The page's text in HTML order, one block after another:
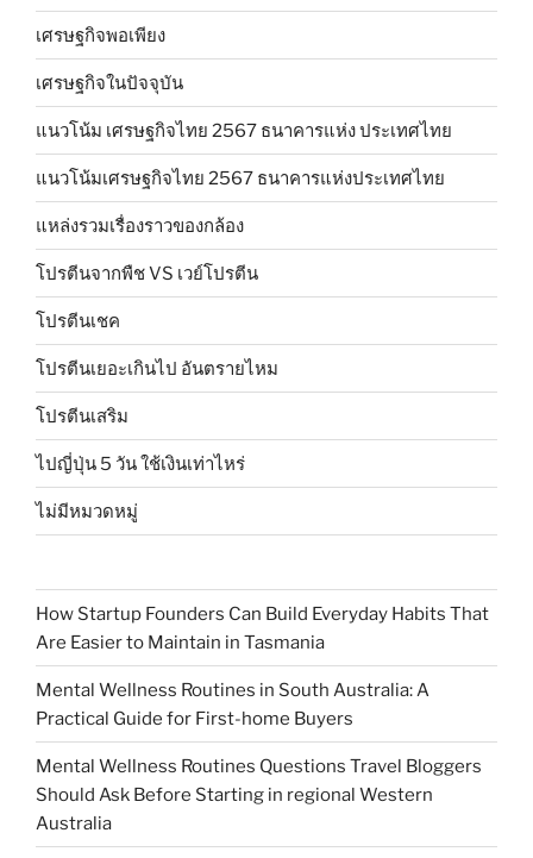
เศรษฐกิจพอเพียง
เศรษฐกิจในปัจจุบัน
แนวโน้ม เศรษฐกิจไทย 2567 ธนาคารแห่ง ประเทศไทย
แนวโน้มเศรษฐกิจไทย 2567 ธนาคารแห่งประเทศไทย
แหล่งรวมเรื่องราวของกล้อง
โปรตีนจากพืช VS เวย์โปรตีน
โปรตีนเชค
โปรตีนเยอะเกินไป อันตรายไหม
โปรตีนเสริม
ไปญี่ปุ่น 5 วัน ใช้เงินเท่าไหร่
ไม่มีหมวดหมู่
How Startup Founders Can Build Everyday Habits That
Are Easier to Maintain in Tasmania
Mental Wellness Routines in South Australia: A
Practical Guide for First-home Buyers
Mental Wellness Routines Questions Travel Bloggers
Should Ask Before Starting in regional Western
Australia